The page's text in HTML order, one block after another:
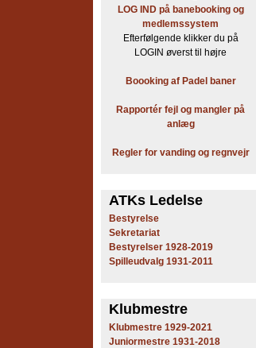
n
e
s
e
n
LOG IND på banebooking og
medlemssystem
Efterfølgende klikker du på
LOGIN øverst til højre
Boooking af Padel baner
Rapportér fejl og mangler på
anlæg
Regler for vanding og regnvejr
ATKs Ledelse
Bestyrelse
Sekretariat
Bestyrelser 1928-2019
Spilleudvalg 1931-2011
Klubmestre
Klubmestre 1929-2021
Juniormestre 1931-2018